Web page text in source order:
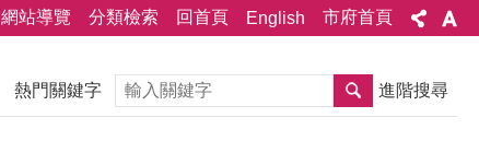
網站導覽 分類檢索 回首頁 English 市府首頁
熱門關鍵字 搜尋 進階搜尋